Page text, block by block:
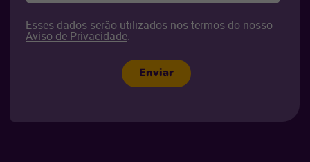
Esses dados serão utilizados nos termos do nosso
Aviso de Privacidade.
Enviar